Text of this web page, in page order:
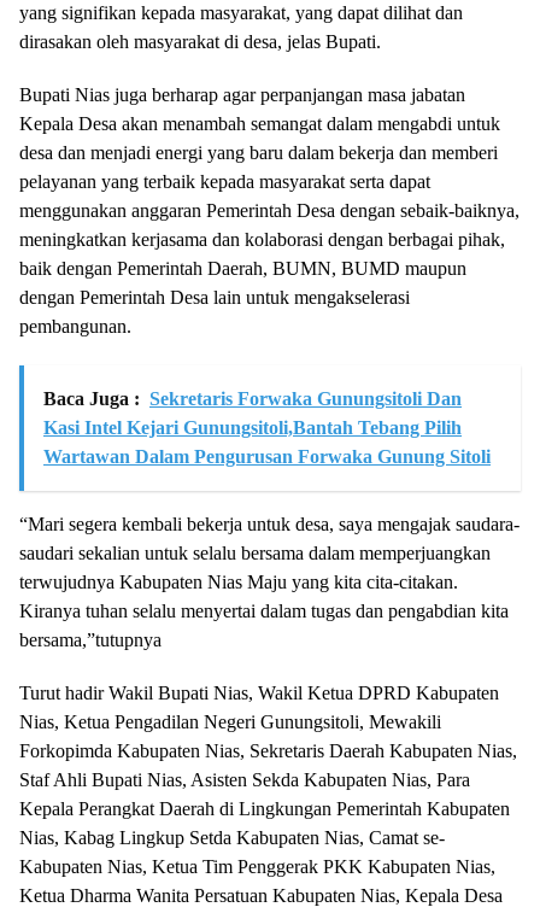
yang signifikan kepada masyarakat, yang dapat dilihat dan
dirasakan oleh masyarakat di desa, jelas Bupati.
Bupati Nias juga berharap agar perpanjangan masa jabatan
Kepala Desa akan menambah semangat dalam mengabdi untuk
desa dan menjadi energi yang baru dalam bekerja dan memberi
pelayanan yang terbaik kepada masyarakat serta dapat
menggunakan anggaran Pemerintah Desa dengan sebaik-baiknya,
meningkatkan kerjasama dan kolaborasi dengan berbagai pihak,
baik dengan Pemerintah Daerah, BUMN, BUMD maupun
dengan Pemerintah Desa lain untuk mengakselerasi
pembangunan.
Baca Juga : Sekretaris Forwaka Gunungsitoli Dan
Kasi Intel Kejari Gunungsitoli,Bantah Tebang Pilih
Wartawan Dalam Pengurusan Forwaka Gunung Sitoli
“Mari segera kembali bekerja untuk desa, saya mengajak saudara-
saudari sekalian untuk selalu bersama dalam memperjuangkan
terwujudnya Kabupaten Nias Maju yang kita cita-citakan.
Kiranya tuhan selalu menyertai dalam tugas dan pengabdian kita
bersama,”tutupnya
Turut hadir Wakil Bupati Nias, Wakil Ketua DPRD Kabupaten
Nias, Ketua Pengadilan Negeri Gunungsitoli, Mewakili
Forkopimda Kabupaten Nias, Sekretaris Daerah Kabupaten Nias,
Staf Ahli Bupati Nias, Asisten Sekda Kabupaten Nias, Para
Kepala Perangkat Daerah di Lingkungan Pemerintah Kabupaten
Nias, Kabag Lingkup Setda Kabupaten Nias, Camat se-
Kabupaten Nias, Ketua Tim Penggerak PKK Kabupaten Nias,
Ketua Dharma Wanita Persatuan Kabupaten Nias, Kepala Desa